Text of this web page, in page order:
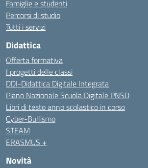
Famiglie e studenti
Percorsi di studio
Tutti i servizi
Didattica
Offerta formativa
I progetti delle classi
DDI-Didattica Digitale Integrata
Piano Nazionale Scuola Digitale PNSD
Libri di testo anno scolastico in corso
Cyber-Bullismo
STEAM
ERASMUS +
Novità